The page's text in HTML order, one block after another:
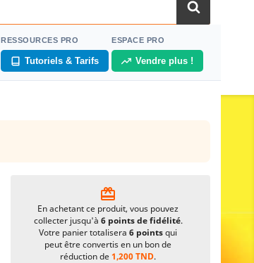
RESSOURCES PRO
Tutoriels & Tarifs
ESPACE PRO
Vendre plus !
card_giftcard
En achetant ce produit, vous pouvez
collecter jusqu'à 6points de fidélité.
Votre panier totalisera6 pointsqui
peut être convertis en un bon de
réduction de1,200 TND.